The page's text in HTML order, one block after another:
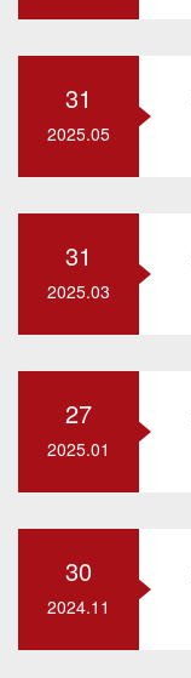
31
2025.05
31
2025.03
27
2025.01
30
2024.11